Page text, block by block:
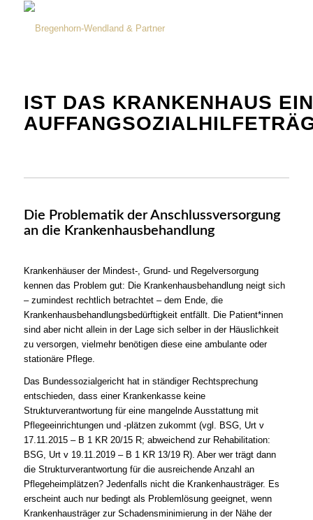
IST DAS KRANKENHAUS EIN
Die Problematik der Anschlussversorgung
an die Krankenhausbehandlung
Krankenhäuser der Mindest-, Grund- und Regelversorgung
kennen das Problem gut: Die Krankenhausbehandlung neigt sich
– zumindest rechtlich betrachtet – dem Ende, die
Krankenhausbehandlungsbedürftigkeit entfällt. Die Patient*innen
sind aber nicht allein in der Lage sich selber in der Häuslichkeit
zu versorgen, vielmehr benötigen diese eine ambulante oder
stationäre Pflege.
Das Bundessozialgericht hat in ständiger Rechtsprechung
entschieden, dass einer Krankenkasse keine
Strukturverantwortung für eine mangelnde Ausstattung mit
Pflegeeinrichtungen und ‑plätzen zukommt (vgl. BSG, Urt v
17.11.2015 – B 1 KR 20/15 R; abweichend zur Rehabilitation:
BSG, Urt v 19.11.2019 – B 1 KR 13/19 R). Aber wer trägt dann
die Strukturverantwortung für die ausreichende Anzahl an
Pflegeheimplätzen? Jedenfalls nicht die Krankenhausträger. Es
erscheint auch nur bedingt als Problemlösung geeignet, wenn
Krankenhausträger zur Schadensminimierung in der Nähe der